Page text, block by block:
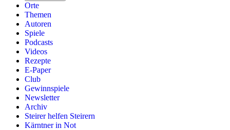
Orte
Themen
Autoren
Spiele
Podcasts
Videos
Rezepte
E-Paper
Club
Gewinnspiele
Newsletter
Archiv
Steirer helfen Steirern
Kärntner in Not